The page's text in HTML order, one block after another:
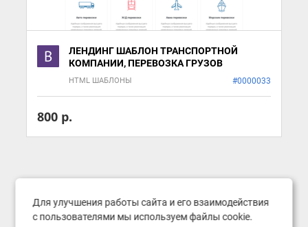
ЛЕНДИНГ ШАБЛОН ТРАНСПОРТНОЙ
КОМПАНИИ, ПЕРЕВОЗКА ГРУЗОВ
HTML ШАБЛОНЫ #0000033
800 р.
Для улучшения работы сайта и его взаимодействия
с пользователями мы используем файлы cookie.